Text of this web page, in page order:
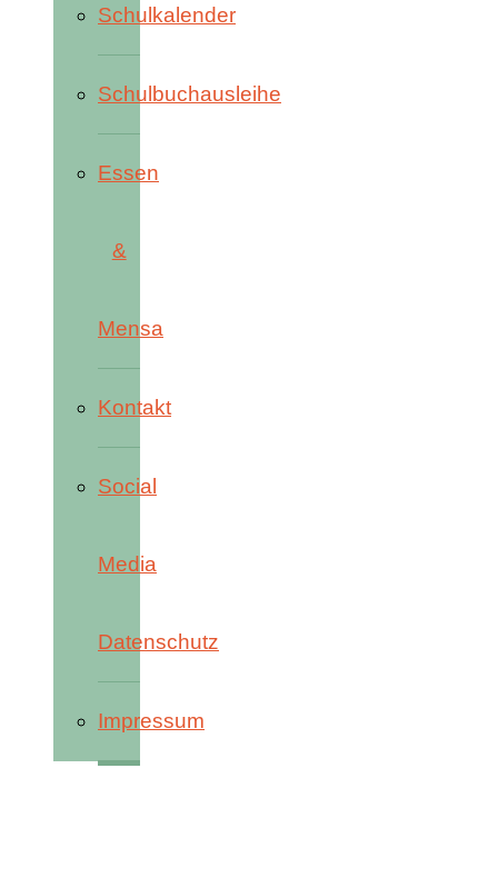
Schulkalender
Schulbuchausleihe
Essen
&
Mensa
Kontakt
Social
Media
Datenschutz
Impressum